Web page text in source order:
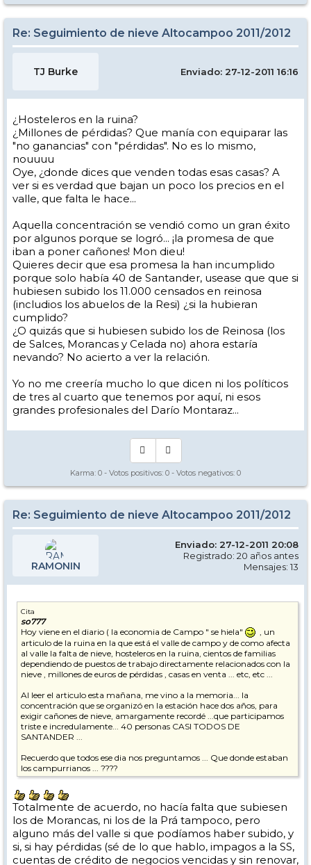
Re: Seguimiento de nieve Altocampoo 2011/2012
TJ Burke Enviado: 27-12-2011 16:16
¿Hosteleros en la ruina?
¿Millones de pérdidas? Que manía con equiparar las
"no ganancias" con "pérdidas". No es lo mismo,
nouuuu
Oye, ¿donde dices que venden todas esas casas? A
ver si es verdad que bajan un poco los precios en el
valle, que falta le hace...
Aquella concentración se vendió como un gran éxito
por algunos porque se logró... ¡la promesa de que
iban a poner cañones! Mon dieu!
Quieres decir que esa promesa la han incumplido
porque solo había 40 de Santander, usease que que si
hubiesen subido los 11.000 censados en reinosa
(includios los abuelos de la Resi) ¿si la hubieran
cumplido?
¿O quizás que si hubiesen subido los de Reinosa (los
de Salces, Morancas y Celada no) ahora estaría
nevando? No acierto a ver la relación.
Yo no me creería mucho lo que dicen ni los políticos
de tres al cuarto que tenemos por aquí, ni esos
grandes profesionales del Darío Montaraz...
Karma: 0 - Votos positivos: 0 - Votos negativos: 0
Re: Seguimiento de nieve Altocampoo 2011/2012
RAMONIN
Enviado: 27-12-2011 20:08
Registrado: 20 años antes
Mensajes: 13
Cita
so777
Hoy viene en el diario ( la economia de Campo " se hiela"
, un
articulo de la ruina en la que está el valle de campo y de como afecta
al valle la falta de nieve, hosteleros en la ruina, cientos de familias
dependiendo de puestos de trabajo directamente relacionados con la
nieve , millones de euros de pérdidas , casas en venta ... etc, etc ...
Al leer el articulo esta mañana, me vino a la memoria... la
concentración que se organizó en la estación hace dos años, para
exigir cañones de nieve, amargamente recordé ...que participamos
triste e incredulamente... 40 personas CASI TODOS DE
SANTANDER ...
Recuerdo que todos ese dia nos preguntamos ... Que donde estaban
los campurrianos ... ????
quizas ... si ese dia... hubiera subido todo Reinosa ... hoy no habria
leido este artículo.
Totalmente de acuerdo, no hacía falta que subiesen
los de Morancas, ni los de la Prá tampoco, pero
alguno más del valle si que podíamos haber subido, y
si, si hay pérdidas (sé de lo que hablo, impagos a la SS,
cuentas de crédito de negocios vencidas y sin renovar,